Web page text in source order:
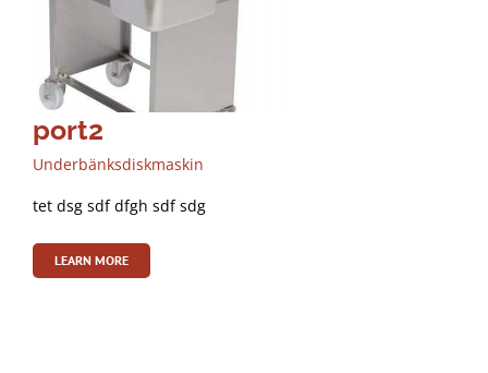
port2
Underbänksdiskmaskin
tet dsg sdf dfgh sdf sdg
LEARN MORE